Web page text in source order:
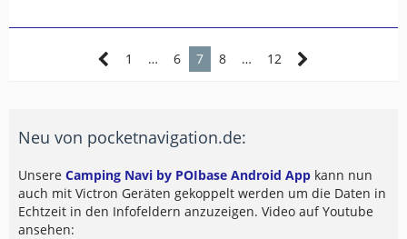
1 … 6 7 8 … 12
Neu von pocketnavigation.de:
Unsere Camping Navi by POIbase Android App kann nun
auch mit Victron Geräten gekoppelt werden um die Daten in
Echtzeit in den Infofeldern anzuzeigen. Video auf Youtube
ansehen: